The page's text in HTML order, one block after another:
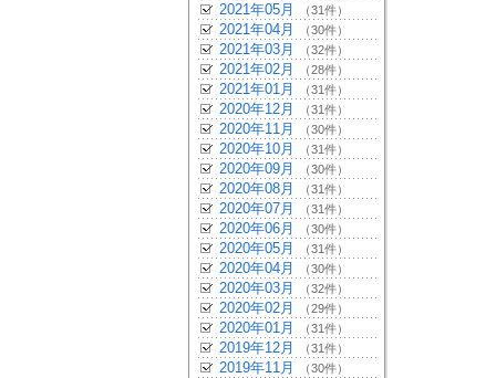
2021年05月 （31件）
2021年04月 （30件）
2021年03月 （32件）
2021年02月 （28件）
2021年01月 （31件）
2020年12月 （31件）
2020年11月 （30件）
2020年10月 （31件）
2020年09月 （30件）
2020年08月 （31件）
2020年07月 （31件）
2020年06月 （30件）
2020年05月 （31件）
2020年04月 （30件）
2020年03月 （32件）
2020年02月 （29件）
2020年01月 （31件）
2019年12月 （31件）
2019年11月 （30件）